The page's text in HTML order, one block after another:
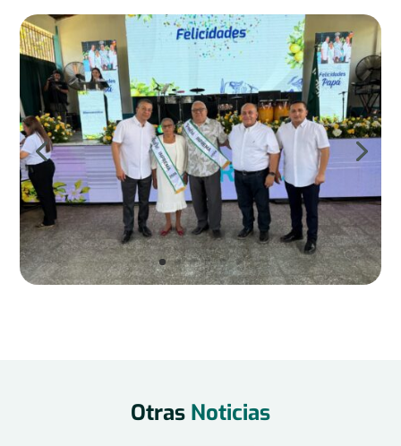
Otras Noticias